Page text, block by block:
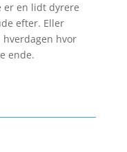
er en lidt dyrere
efter. Eller
hvor
ende.